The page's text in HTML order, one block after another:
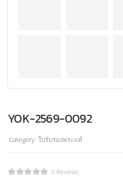
YOK-2569-0092
Category: ใบรับรองพระแท้
0 Reviews